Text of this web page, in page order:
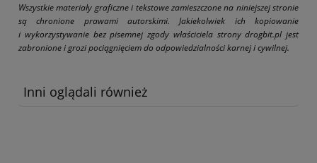
Wszystkie materiały graficzne i tekstowe zamieszczone na niniejszej stronie
są chronione prawami autorskimi. Jakiekolwiek ich kopiowanie
i wykorzystywanie bez pisemnej zgody właściciela strony drogbit.pl jest
zabronione i grozi pociągnięciem do odpowiedzialności karnej i cywilnej.
Inni oglądali również